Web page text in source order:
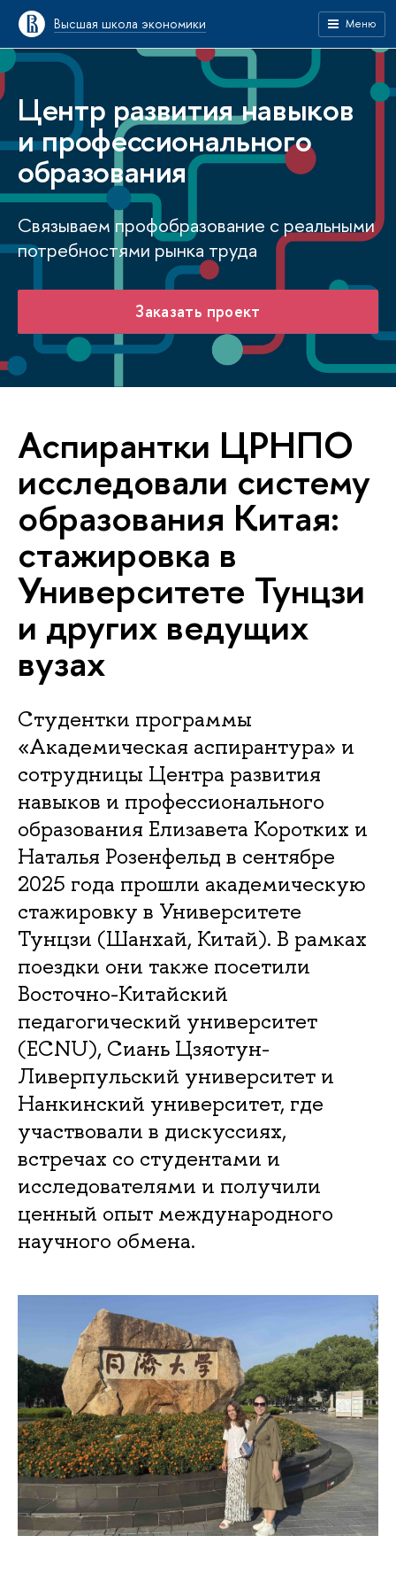
Высшая школа экономики Меню
Центр развития навыков
и профессионального
образования
Связываем профобразование с реальными
потребностями рынка труда
Заказать проект
Аспирантки ЦРНПО
исследовали систему
образования Китая:
стажировка в
Университете Тунцзи
и других ведущих
вузах
Студентки программы
«Академическая аспирантура» и
сотрудницы Центра развития
навыков и профессионального
образования Елизавета Коротких и
Наталья Розенфельд в сентябре
2025 года прошли академическую
стажировку в Университете
Тунцзи (Шанхай, Китай). В рамках
поездки они также посетили
Восточно-Китайский
педагогический университет
(ECNU), Сиань Цзяотун-
Ливерпульский университет и
Нанкинский университет, где
участвовали в дискуссиях,
встречах со студентами и
исследователями и получили
ценный опыт международного
научного обмена.